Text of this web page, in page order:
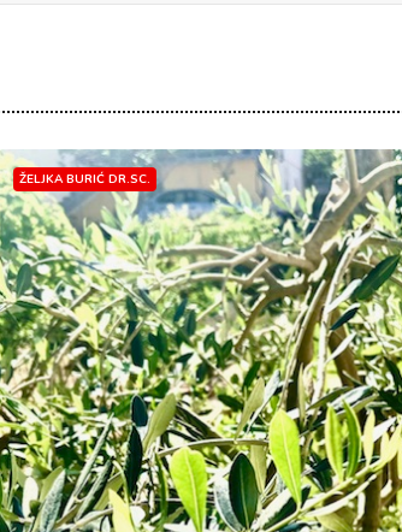
ŽELJKA BURIĆ DR.SC.